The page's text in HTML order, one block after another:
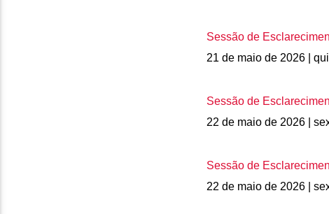
Sessão de
21 de maio de 2026 |
Sessão de
22 de maio de 2026 |
Sessão de
22 de maio de 2026 |